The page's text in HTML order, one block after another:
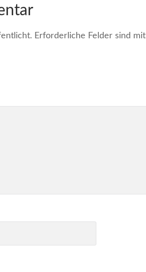
Erforderliche Felder sind mit